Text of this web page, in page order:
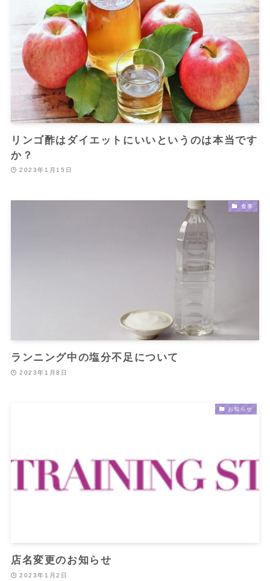
リンゴ酢はダイエットにいいというのは本当です
か？
2023年1月15日
食事
ランニング中の塩分不足について
2023年1月8日
お知らせ
店名変更のお知らせ
2023年1月2日